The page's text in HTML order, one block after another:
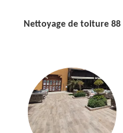
Nettoyage de toiture 88